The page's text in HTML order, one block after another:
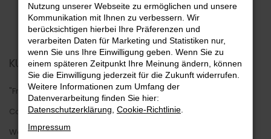
KUNDENMEINUNGEN
"Freundlich und hilfsbereit. Schnelle Abwicklung trotz
Coronaproblem. Firma macht einen sehr guten Eindruck was
Werkstatt, Hof und Büros angeht."
Nutzung unserer Webseite zu ermöglichen und unsere
Kommunikation mit Ihnen zu verbessern. Wir
berücksichtigen hierbei Ihre Präferenzen und
verarbeiten Daten für Marketing und Statistiken nur,
wenn Sie uns Ihre Einwilligung geben. Wenn Sie zu
einem späteren Zeitpunkt Ihre Meinung ändern, können
Sie die Einwilligung jederzeit für die Zukunft widerrufen.
Weitere Informationen zum Umfang der
Datenverarbeitung finden Sie hier:
Datenschutzerklärung Cookie-Richtlinie
Impressum